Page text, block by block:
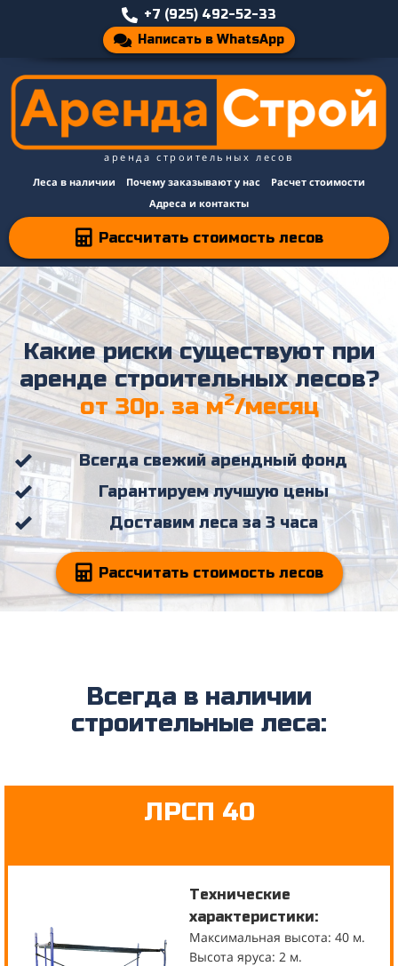
+7 (925) 492-52-33
Написать в WhatsApp
аренда строительных лесов
Леса в наличии
Почему заказывают у нас
Расчет стоимости
Адреса и контакты
Рассчитать стоимость лесов
Какие риски существуют при
аренде строительных лесов?
от 30р. за м2/месяц
Всегда свежий арендный фонд
Гарантируем лучшую цены
Доставим леса за 3 часа
Рассчитать стоимость лесов
Всегда в наличии
строительные леса:
ЛРСП 40
Технические
характеристики:
Максимальная высота: 40 м.
Высота яруса: 2 м.